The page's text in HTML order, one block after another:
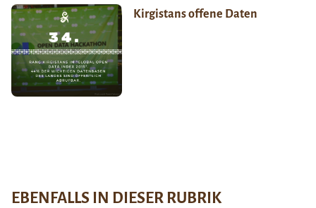
Kirgistans offene Daten
EBENFALLS IN DIESER RUBRIK